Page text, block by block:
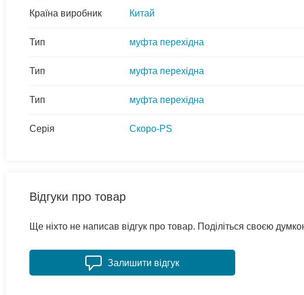
Країна виробник Китай
Тип муфта перехідна
Тип муфта перехідна
Тип муфта перехідна
Серія Скоро-PS
Відгуки про товар
Ще ніхто не написав відгук про товар. Поділіться своєю
Залишити відгук